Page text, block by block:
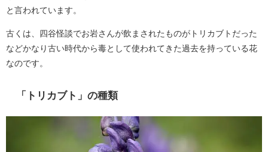
と言われています。
古くは、四谷怪談でお岩さんが飲まされたものがトリカブトだった
などかなり古い時代から毒として使われてきた過去を持っている花
なのです。
「トリカブト」の種類